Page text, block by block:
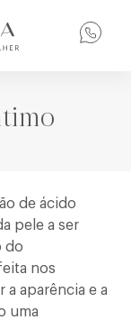
de ácido
pele a ser
do
nos
a aparência e a
uma